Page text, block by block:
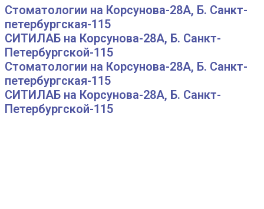
Стоматологии на Корсунова-28А, Б. Санкт-
петербургская-115
СИТИЛАБ на Корсунова-28А, Б. Санкт-
Петербургской-115
Стоматологии на Корсунова-28А, Б. Санкт-
петербургская-115
СИТИЛАБ на Корсунова-28А, Б. Санкт-
Петербургской-115